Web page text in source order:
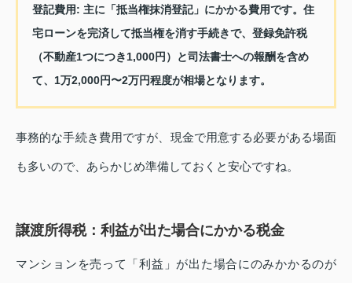
登記費用: 主に「抵当権抹消登記」にかかる費用です。住
宅ローンを完済して抵当権を消す手続きで、登録免許税
（不動産1つにつき1,000円）と司法書士への報酬を含め
て、1万2,000円〜2万円程度が相場となります。
事務的な手続き費用ですが、現金で用意する必要がある場面
も多いので、あらかじめ準備しておくと安心ですね。
譲渡所得税：利益が出た場合にかかる税金
マンションを売って「利益」が出た場合にのみかかるのが